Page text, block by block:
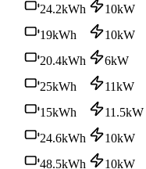
24.2kWh 10kW
19kWh 10kW
20.4kWh 6kW
25kWh 11kW
15kWh 11.5kW
24.6kWh 10kW
48.5kWh 10kW